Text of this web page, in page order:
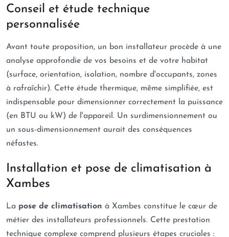
Conseil et étude technique
personnalisée
Avant toute proposition, un bon installateur procède à une
analyse approfondie de vos besoins et de votre habitat
(surface, orientation, isolation, nombre d'occupants, zones
à rafraîchir). Cette étude thermique, même simplifiée, est
indispensable pour dimensionner correctement la puissance
(en BTU ou kW) de l'appareil. Un surdimensionnement ou
un sous-dimensionnement aurait des conséquences
néfastes.
Installation et pose de climatisation à
Xambes
La pose de climatisation à Xambes constitue le cœur de
métier des installateurs professionnels. Cette prestation
technique complexe comprend plusieurs étapes cruciales :